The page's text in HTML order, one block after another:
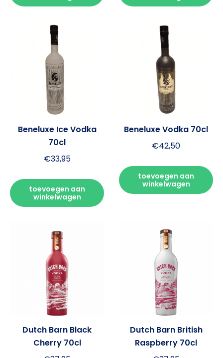
Beneluxe Ice Vodka
70cl
€33,95
toevoegen aan
winkelwagen
Beneluxe Vodka 70cl
€42,50
toevoegen aan
winkelwagen
Dutch Barn Black
Cherry 70cl
Dutch Barn British
Raspberry 70cl